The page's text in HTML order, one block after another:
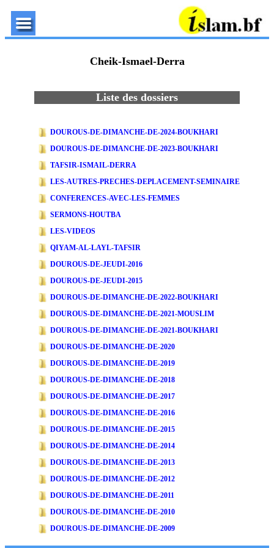
Cheik-Ismael-Derra
Liste des dossiers
DOUROUS-DE-DIMANCHE-DE-2024-BOUKHARI
DOUROUS-DE-DIMANCHE-DE-2023-BOUKHARI
TAFSIR-ISMAIL-DERRA
LES-AUTRES-PRECHES-DEPLACEMENT-SEMINAIRE
CONFERENCES-AVEC-LES-FEMMES
SERMONS-HOUTBA
LES-VIDEOS
QIYAM-AL-LAYL-TAFSIR
DOUROUS-DE-JEUDI-2016
DOUROUS-DE-JEUDI-2015
DOUROUS-DE-DIMANCHE-DE-2022-BOUKHARI
DOUROUS-DE-DIMANCHE-DE-2021-MOUSLIM
DOUROUS-DE-DIMANCHE-DE-2021-BOUKHARI
DOUROUS-DE-DIMANCHE-DE-2020
DOUROUS-DE-DIMANCHE-DE-2019
DOUROUS-DE-DIMANCHE-DE-2018
DOUROUS-DE-DIMANCHE-DE-2017
DOUROUS-DE-DIMANCHE-DE-2016
DOUROUS-DE-DIMANCHE-DE-2015
DOUROUS-DE-DIMANCHE-DE-2014
DOUROUS-DE-DIMANCHE-DE-2013
DOUROUS-DE-DIMANCHE-DE-2012
DOUROUS-DE-DIMANCHE-DE-2011
DOUROUS-DE-DIMANCHE-DE-2010
DOUROUS-DE-DIMANCHE-DE-2009